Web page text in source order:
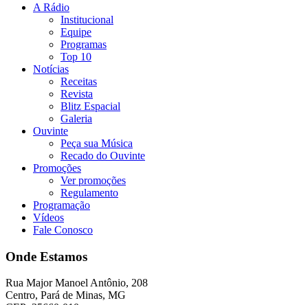
A Rádio
Institucional
Equipe
Programas
Top 10
Notícias
Receitas
Revista
Blitz Espacial
Galeria
Ouvinte
Peça sua Música
Recado do Ouvinte
Promoções
Ver promoções
Regulamento
Programação
Vídeos
Fale Conosco
Onde Estamos
Rua Major Manoel Antônio, 208
Centro, Pará de Minas, MG